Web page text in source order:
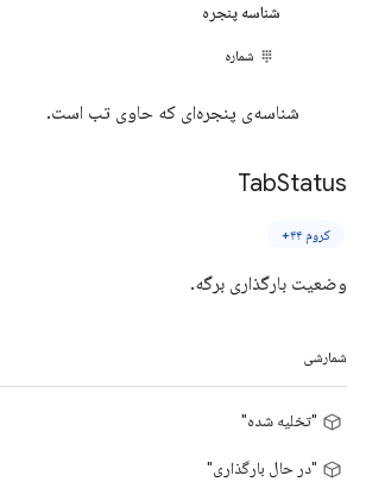
شناسه پنجره
شماره
شناسه‌ی پنجره‌ای که حاوی تب است.
TabStatus
کروم ۴۴+
وضعیت بارگذاری برگه.
شمارشی
"تخلیه شده"
"در حال بارگذاری"